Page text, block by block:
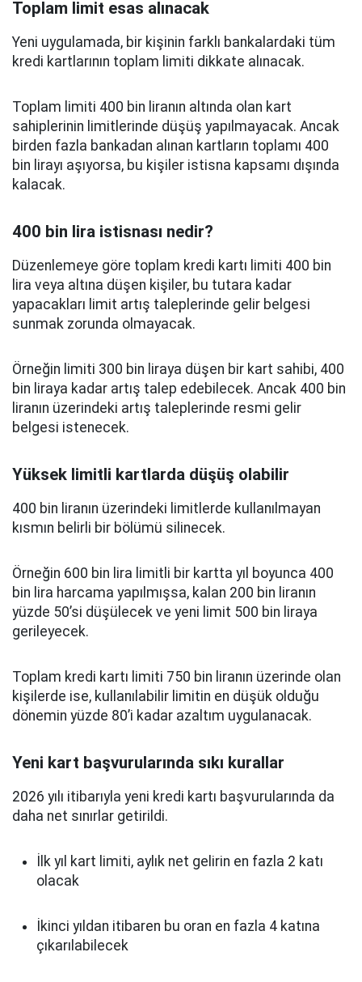
Toplam limit esas alınacak
Yeni uygulamada, bir kişinin farklı bankalardaki tüm
kredi kartlarının toplam limiti dikkate alınacak.
Toplam limiti 400 bin liranın altında olan kart
sahiplerinin limitlerinde düşüş yapılmayacak. Ancak
birden fazla bankadan alınan kartların toplamı 400
bin lirayı aşıyorsa, bu kişiler istisna kapsamı dışında
kalacak.
400 bin lira istisnası nedir?
Düzenlemeye göre toplam kredi kartı limiti 400 bin
lira veya altına düşen kişiler, bu tutara kadar
yapacakları limit artış taleplerinde gelir belgesi
sunmak zorunda olmayacak.
Örneğin limiti 300 bin liraya düşen bir kart sahibi, 400
bin liraya kadar artış talep edebilecek. Ancak 400 bin
liranın üzerindeki artış taleplerinde resmi gelir
belgesi istenecek.
Yüksek limitli kartlarda düşüş olabilir
400 bin liranın üzerindeki limitlerde kullanılmayan
kısmın belirli bir bölümü silinecek.
Örneğin 600 bin lira limitli bir kartta yıl boyunca 400
bin lira harcama yapılmışsa, kalan 200 bin liranın
yüzde 50’si düşülecek ve yeni limit 500 bin liraya
gerileyecek.
Toplam kredi kartı limiti 750 bin liranın üzerinde olan
kişilerde ise, kullanılabilir limitin en düşük olduğu
dönemin yüzde 80’i kadar azaltım uygulanacak.
Yeni kart başvurularında sıkı kurallar
2026 yılı itibarıyla yeni kredi kartı başvurularında da
daha net sınırlar getirildi.
İlk yıl kart limiti, aylık net gelirin en fazla 2 katı
olacak
İkinci yıldan itibaren bu oran en fazla 4 katına
çıkarılabilecek